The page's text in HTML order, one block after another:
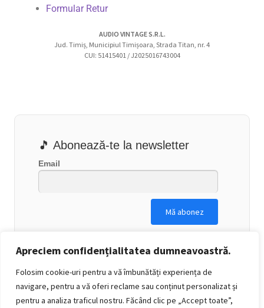
Apreciem confidențialitatea dumneavoastră.
Folosim cookie-uri pentru a vă îmbunătăți experiența de
navigare, pentru a vă oferi reclame sau conținut personalizat și
pentru a analiza traficul nostru. Făcând clic pe „Accept toate”,
Formular Retur
AUDIO VINTAGE S.R.L.
Jud. Timiș, Municipiul Timișoara, Strada Titan, nr. 4
CUI: 51415401 / J2025016743004
🎵 Abonează-te la newsletter
Email